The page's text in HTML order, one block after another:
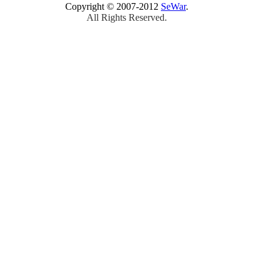
Copyright © 2007-2012 SeWar.
All Rights Reserved.